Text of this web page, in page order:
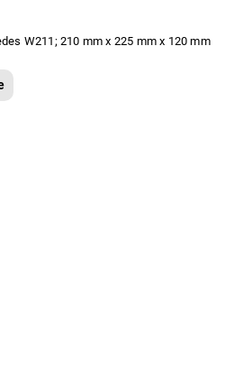
W211; 210 mm x 225 mm x 120 mm